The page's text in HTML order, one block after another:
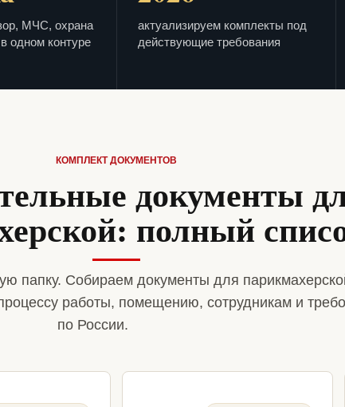
МЧС, охрана
одном контуре
актуализируем комплекты под
действующие требования
КОМПЛЕКТ ДОКУМЕНТОВ
документы
полный
папку. Собираем документы для
работы, помещению, сотрудникам и
по России.